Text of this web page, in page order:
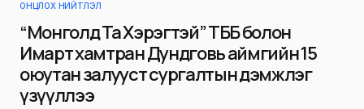
ОНЦЛОХ НИЙТЛЭЛ
“Монголд Та Хэрэгтэй” ТББ болон
Имарт хамтран Дундговь аймгийн 15
оюутан залууст сургалтын дэмжлэг
үзүүллээ